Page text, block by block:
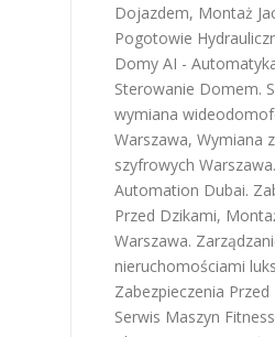
Dojazdem, Montaż
Pogotowie
Domy AI -
Sterowanie Domem.
wymiana
Warszawa, Wymiana
szyfrowych Warszawa.
Automation Dubai.
Przed Dzikami,
Warszawa.
nieruchomościami
Zabezpieczenia Przed
Serwis Maszyn Fitness